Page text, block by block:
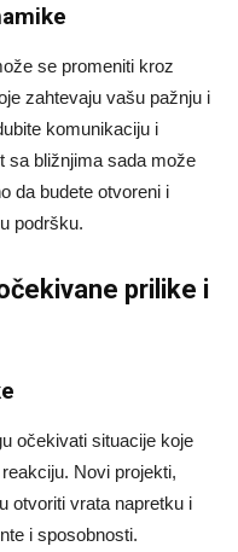
se promeniti kroz
zahtevaju vašu pažnju i
komunikaciju i
sa bližnjima sada može
da budete otvoreni i
podršku.
prilike i
očekivati situacije koje
Novi projekti,
otvoriti vrata napretku i
i sposobnosti.